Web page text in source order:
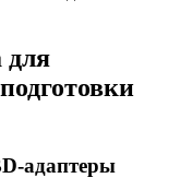
для
адаптеры